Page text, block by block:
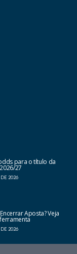
para o título da
27
DE 2026
Aposta? Veja
DE 2026